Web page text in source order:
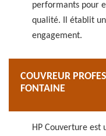
performants pour
qualité. Il établit
engagement.
COUVREUR
FONTAINE
HP Couverture est